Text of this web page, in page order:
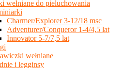
wełniane do pieluchowania
Charmer/Explorer 3-12/18 msc
Adventurer/Conqueror 1-4/4,5 lat
Innovator 5-7/7,5 lat
wełniane
i legginsy